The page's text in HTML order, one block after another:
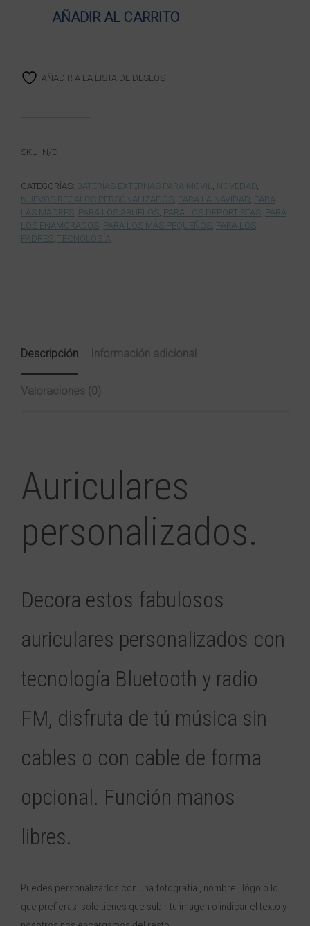
AÑADIR AL CARRITO
AÑADIR A LA LISTA DE DESEOS
SKU: N/D
CATEGORÍAS: BATERÍAS EXTERNAS PARA MÓVIL, NOVEDAD,
NUEVOS REGALOS PERSONALIZADOS, PARA LA NAVIDAD, PARA
LAS MADRES, PARA LOS ABUELOS, PARA LOS DEPORTISTAS, PARA
LOS ENAMORADOS, PARA LOS MÁS PEQUEÑOS, PARA LOS
PADRES, TECNOLOGÍA
Descripción Información adicional
Valoraciones (0)
Auriculares
personalizados.
Decora estos fabulosos
auriculares personalizados con
tecnología Bluetooth y radio
FM, disfruta de tú música sin
cables o con cable de forma
opcional. Función manos
libres.
Puedes personalizarlos con una fotografía , nombre , lógo o lo
que prefieras, solo tienes que subir tu imagen o indicar el texto y